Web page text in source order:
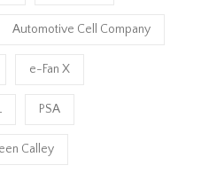
Automotive Cell Company
e-Fan X
PSA
Calley